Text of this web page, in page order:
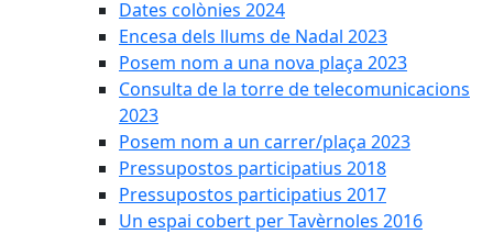
Dates colònies 2024
Encesa dels llums de Nadal 2023
Posem nom a una nova plaça 2023
Consulta de la torre de telecomunicacions
2023
Posem nom a un carrer/plaça 2023
Pressupostos participatius 2018
Pressupostos participatius 2017
Un espai cobert per Tavèrnoles 2016